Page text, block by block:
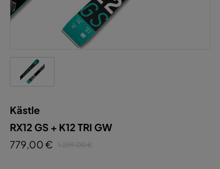
Kästle
RX12 GS + K12 TRI GW
779,00 €
1.299,00 €